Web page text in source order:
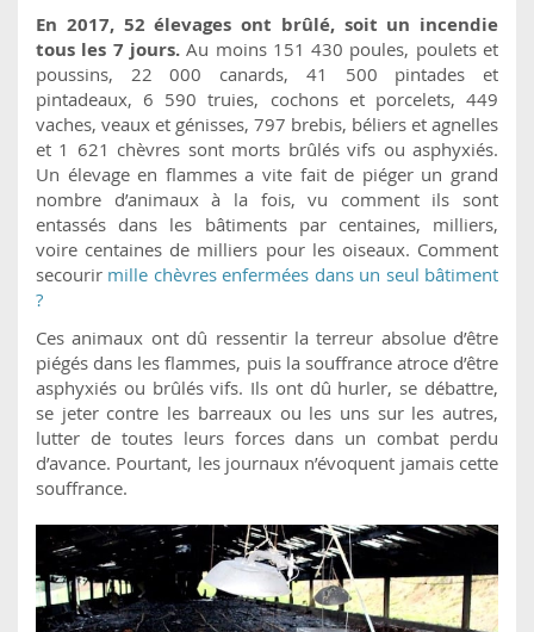
En 2017, 52 élevages ont brûlé, soit un incendie
tous les 7 jours.Au moins 151 430 poules, poulets et
poussins, 22 000 canards, 41 500 pintades et
pintadeaux, 6 590 truies, cochons et porcelets, 449
vaches, veaux et génisses, 797 brebis, béliers et agnelles
et 1 621 chèvres sont morts brûlés vifs ou asphyxiés.
Un élevage en flammes a vite fait de piéger un grand
nombre d’animaux à la fois, vu comment ils sont
entassés dans les bâtiments par centaines, milliers,
voire centaines de milliers pour les oiseaux. Comment
secourir mille chèvres enfermées dans un seul bâtiment
?
Ces animaux ont dû ressentir la terreur absolue d’être
piégés dans les flammes, puis la souffrance atroce d’être
asphyxiés ou brûlés vifs. Ils ont dû hurler, se débattre,
se jeter contre les barreaux ou les uns sur les autres,
lutter de toutes leurs forces dans un combat perdu
d’avance. Pourtant, les journaux n’évoquent jamais cette
souffrance.